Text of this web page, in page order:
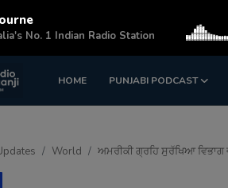
HOME PUNJABI PODCAST
Register
World ਅਮਰੀਕੀ ਗ੍ਰਹਿ ਸੁਰੱਖਿਆ
No. 1 Indian Radio Station